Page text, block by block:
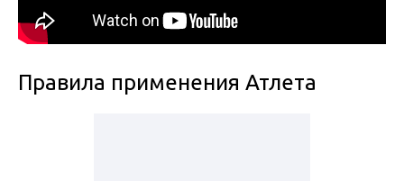
Правила применения Атлета